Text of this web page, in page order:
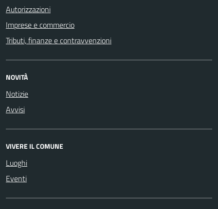
Autorizzazioni
Imprese e commercio
Tributi, finanze e contravvenzioni
NOVITÀ
Notizie
Avvisi
VIVERE IL COMUNE
Luoghi
Eventi